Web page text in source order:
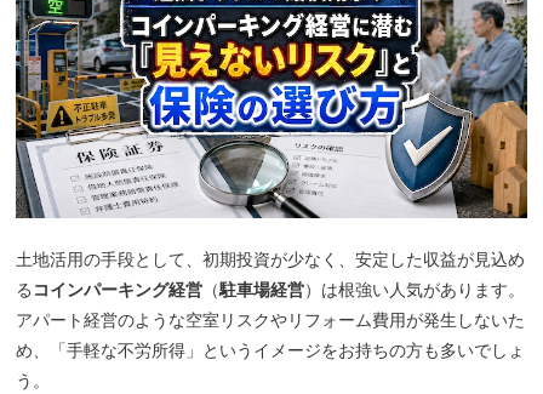
土地活用の手段として、初期投資が少なく、安定した収益が見込め
る コインパーキング経営 （駐車場経営）は根強い人気があります。
アパート経営のような空室リスクやリフォーム費用が発生しないた
め、「手軽な不労所得」というイメージをお持ちの方も多いでしょ
う。